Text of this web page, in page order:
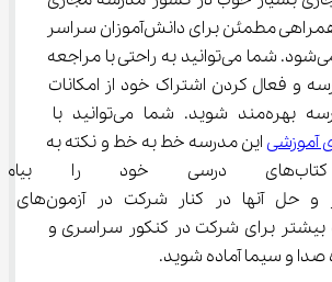
آی نو نام دارد که همراهی مطمئن برای دانش‌آموزان سراسر
کشور محسوب می‌شود. شما می‌توانید به راحتی با مراجعه
و فعال کردن اشتراک خود از امکانات
آموزشی این مدرسه بهره‌مند شوید. شما می‌توانید با
آموزشی این مدرسه خط به خط و نکته به
نکته از کتاب‌های درسی خود
تست‌های کنکور و حل آنها در کنار شرکت در آزمون‌های
چه بیشتر برای شرکت در کنکور سراسری و
صدا و سیما آماده شوید.